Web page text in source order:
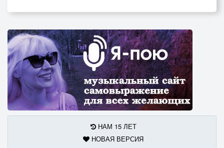
НАМ 15 ЛЕТ
НОВАЯ ВЕРСИЯ